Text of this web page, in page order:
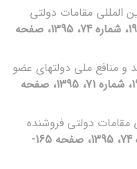
المللی مقامات دولتی
[دوره 19، شماره 74، 1395، صفحه
و منافع ملی دولت‏های عضو
[دوره 19، شماره 71، 1395، صفحه
مقامات دولتی فروشنده
[دوره 19، شماره 74، 1395، صفحه 165-